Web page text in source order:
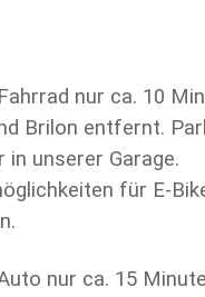
nur ca. 10
Brilon entfernt.
in unserer Garage.
für E-
nur ca. 15